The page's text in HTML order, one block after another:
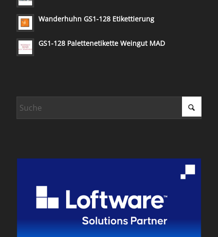
Wanderhuhn GS1-128 Etikettierung
GS1-128 Palettenetikette Weingut MAD